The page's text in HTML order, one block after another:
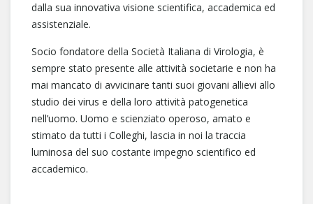
dalla sua innovativa visione scientifica, accademica ed
assistenziale.
Socio fondatore della Società Italiana di Virologia, è
sempre stato presente alle attività societarie e non ha
mai mancato di avvicinare tanti suoi giovani allievi allo
studio dei virus e della loro attività patogenetica
nell’uomo. Uomo e scienziato operoso, amato e
stimato da tutti i Colleghi, lascia in noi la traccia
luminosa del suo costante impegno scientifico ed
accademico.